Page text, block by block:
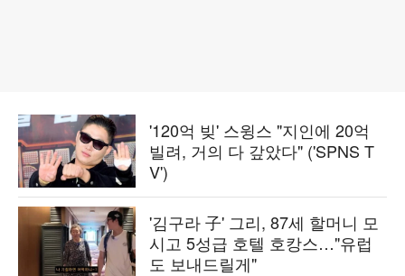
'120억 빚' 스윙스 "지인에 20억
빌려, 거의 다 갚았다" ('SPNS T
V')
'김구라 子' 그리, 87세 할머니 모
시고 5성급 호텔 호캉스…"유럽
도 보내드릴게"